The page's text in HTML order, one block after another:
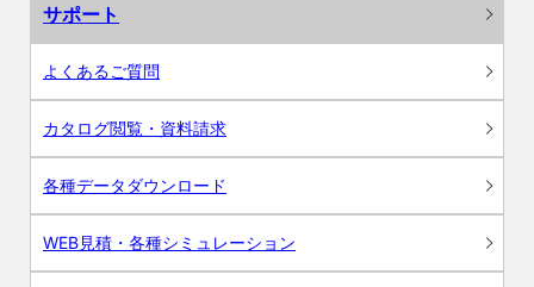
サポート
よくあるご質問
カタログ閲覧・資料請求
各種データダウンロード
WEB見積・各種シミュレーション